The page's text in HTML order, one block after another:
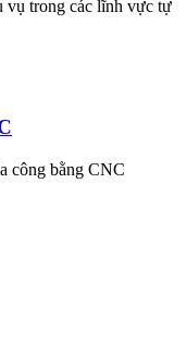
vụ trong các lĩnh vực tự
công bằng CNC